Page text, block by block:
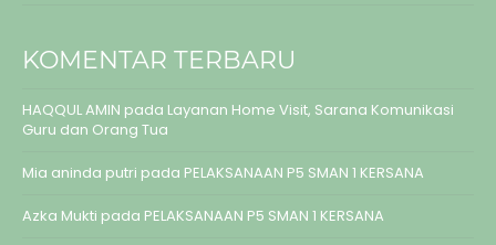
KOMENTAR TERBARU
HAQQUL AMIN pada Layanan Home Visit, Sarana Komunikasi
Guru dan Orang Tua
Mia aninda putri pada PELAKSANAAN P5 SMAN 1 KERSANA
Azka Mukti pada PELAKSANAAN P5 SMAN 1 KERSANA